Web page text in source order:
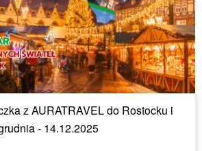
z AURATRAVEL do Rostocku i
- 14.12.2025